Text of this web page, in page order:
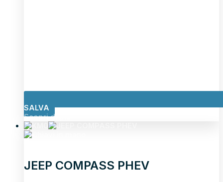
SALVA
Scopri di più
JEEP COMPASS PHEV